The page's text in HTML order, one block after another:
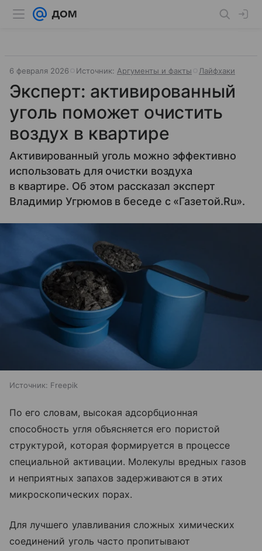
6 февраля 2026 Источник: Аргументы и факты Лайфхаки
Эксперт: активированный
уголь поможет очистить
воздух в квартире
Активированный уголь можно эффективно
использовать для очистки воздуха
в квартире. Об этом рассказал эксперт
Владимир Угрюмов в беседе с «Газетой.Ru».
Источник: Freepik
По его словам, высокая адсорбционная
способность угля объясняется его пористой
структурой, которая формируется в процессе
специальной активации. Молекулы вредных газов
и неприятных запахов задерживаются в этих
микроскопических порах.
Для лучшего улавливания сложных химических
соединений уголь часто пропитывают